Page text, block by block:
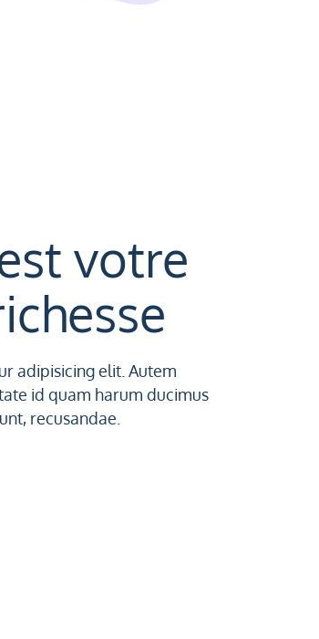
votre
adipisicing elit. Autem
id quam harum ducimus
recusandae.